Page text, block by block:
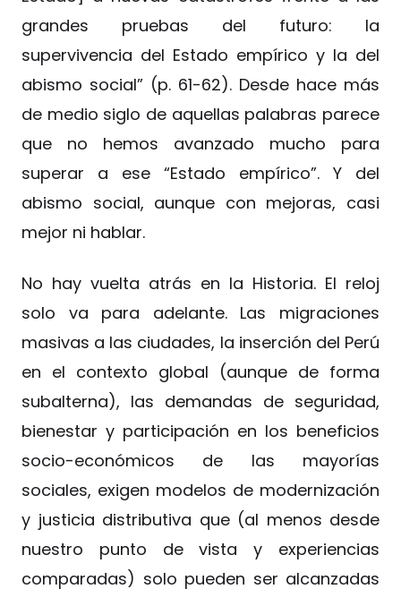
grandes pruebas del futuro: la
supervivencia del Estado empírico y la del
abismo social” (p. 61-62). Desde hace más
de medio siglo de aquellas palabras parece
que no hemos avanzado mucho para
superar a ese “Estado empírico”. Y del
abismo social, aunque con mejoras, casi
mejor ni hablar.
No hay vuelta atrás en la Historia. El reloj
solo va para adelante. Las migraciones
masivas a las ciudades, la inserción del Perú
en el contexto global (aunque de forma
subalterna), las demandas de seguridad,
bienestar y participación en los beneficios
socio-económicos de las mayorías
sociales, exigen modelos de modernización
y justicia distributiva que (al menos desde
nuestro punto de vista y experiencias
comparadas) solo pueden ser alcanzadas